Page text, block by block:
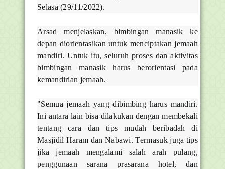
Selasa (29/11/2022).
Arsad menjelaskan, bimbingan manasik ke
depan diorientasikan untuk menciptakan jemaah
mandiri. Untuk itu, seluruh proses dan aktivitas
bimbingan manasik harus berorientasi pada
kemandirian jemaah.
"Semua jemaah yang dibimbing harus mandiri.
Ini antara lain bisa dilakukan dengan membekali
tentang cara dan tips mudah beribadah di
Masjidil Haram dan Nabawi. Termasuk juga tips
jika jemaah mengalami salah arah pulang,
penggunaan sarana prasarana hotel, dan